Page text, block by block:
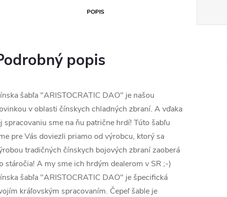
POPIS
popis
šabľa "ARISTOCRATIC DAO" je našou
v oblasti čínskych chladných zbraní. A vďaka
spracovaniu sme na ňu patrične hrdí! Túto šabľu
pre Vás doviezli priamo od výrobcu, ktorý sa
tradičných čínskych bojových zbraní zaoberá
stáročia! A my sme ich hrdým dealerom v SR ;-)
šabľa "ARISTOCRATIC DAO" je špecifická
kráľovským spracovaním. Čepeľ šable je